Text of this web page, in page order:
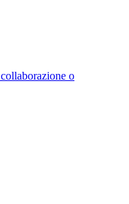
o